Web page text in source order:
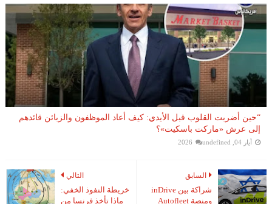
“حين أضربت القلوب قبل الأيدي: كيف أعاد الموظفون والزبائن قائدهم
إلى عرش «ماركت باسكيت»؟
أيار 04, 2026 undefined
التالي
خريطة النفوذ الخفي:
ماذا تأخذ فرنسا من
السابق
شراكة بين inDrive
ومنصة Autofleet